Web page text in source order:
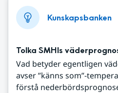
Kunskapsbanken
Tolka SMHIs
Vad betyder egentligen
avser ”känns som”-
förstå